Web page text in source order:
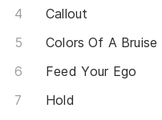
Callout
Colors Of A Bruise
Feed Your Ego
Hold